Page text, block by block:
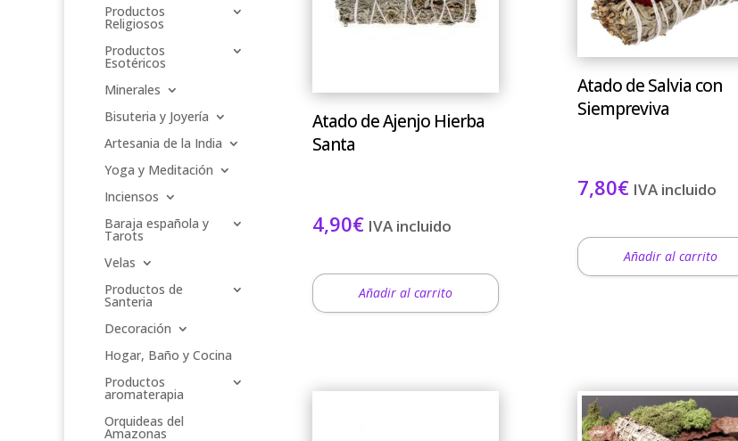
Productos
Religiosos
Productos
Esotéricos
Minerales
Bisuteria y Joyería
Artesania de la India
Yoga y Meditación
Inciensos
Baraja española y
Tarots
Velas
Productos de
Santeria
Decoración
Hogar, Baño y Cocina
Productos
aromaterapia
Orquideas del
Amazonas
Atado de Ajenjo Hierba
Santa
4,90€ IVA incluido
Añadir al carrito
Atado de Salvia con
Siempreviva
7,80€ IVA incluido
Añadir al carrito